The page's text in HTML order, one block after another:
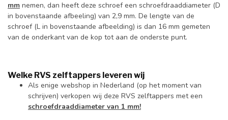
mm nemen, dan heeft deze schroef een schroefdraaddiameter (D
in bovenstaande afbeeling) van 2,9 mm. De lengte van de
schroef (L in bovenstaande afbeelding) is dan 16 mm gemeten
van de onderkant van de kop tot aan de onderste punt.
Welke RVS zelftappers leveren wij
Als enige webshop in Nederland (op het moment van
schrijven) verkopen wij deze RVS zelftappers met een
schroefdraaddiameter van 1 mm!